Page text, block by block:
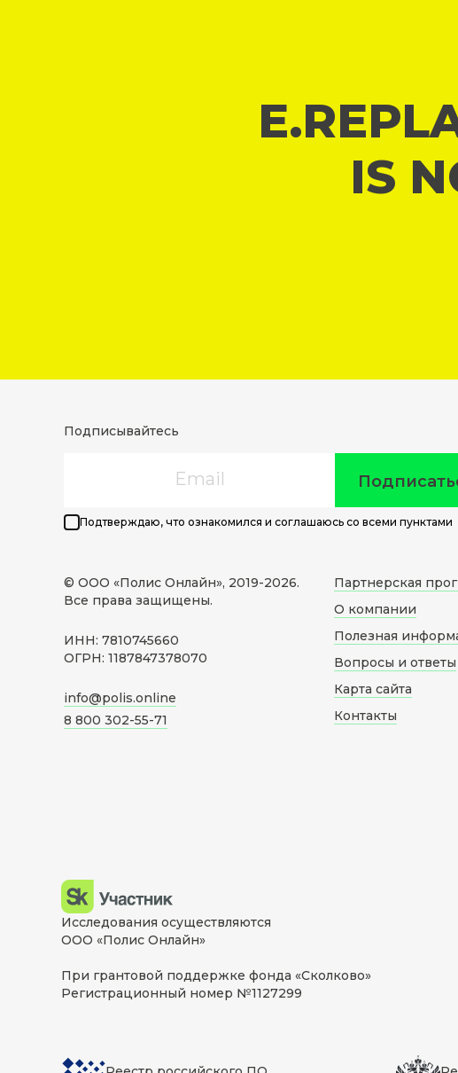
IS
Подписывайтесь
Подтверждаю, что ознакомился и соглашаюсь со всеми пунктами
© ООО «Полис Онлайн», 2019-2026.
Все права защищены.
ИНН: 7810745660
ОГРН: 1187847378070
info@polis.online
8 800 302-55-71
Партнерская
О компании
Полезная
Вопросы и ответы
Карта сайта
Контакты
Исследования осуществляются
ООО «Полис Онлайн»
При грантовой поддержке фонда «Сколково»
Регистрационный номер №1127299